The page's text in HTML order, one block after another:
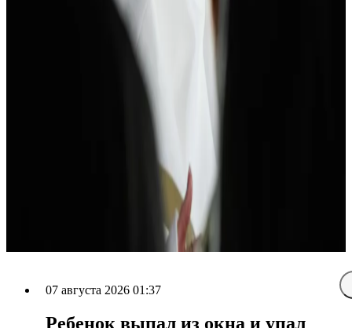
07 августа 2026 01:37
Ребенок выпал из окна и упал